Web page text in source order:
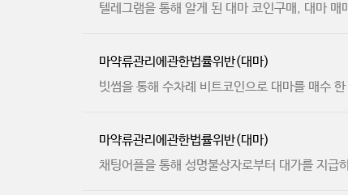
텔레그램을 통해 알게 된 대마 코인구매, 대마 매
마약류관리에관한법률위반(대마)
빗썸을 통해 수차례 비트코인으로 대마를 매수 한
마약류관리에관한법률위반(대마)
채팅어플을 통해 성명불상자로부터 대가를 지급